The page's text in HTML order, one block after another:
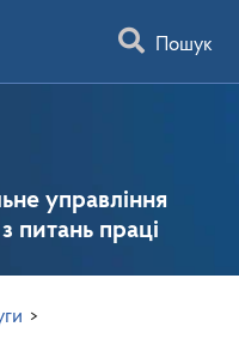
Пошук
управління
питань праці
>